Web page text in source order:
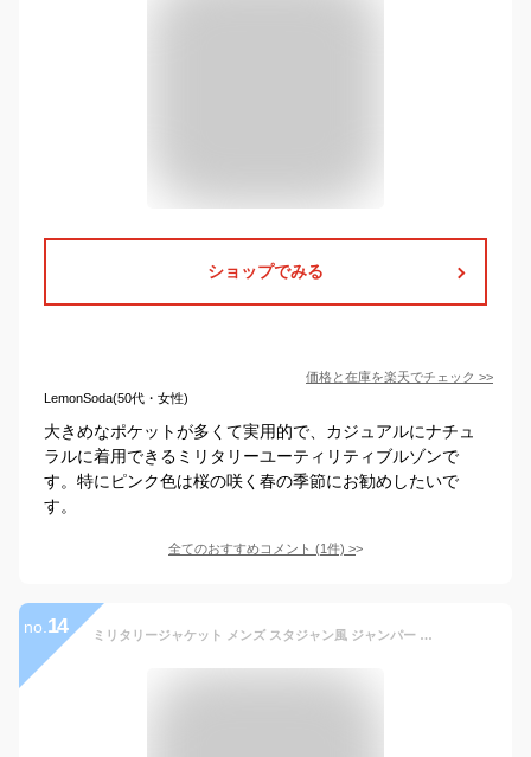
ショップでみる
価格と在庫を楽天でチェック >>
LemonSoda(50代・女性)
大きめなポケットが多くて実用的で、カジュアルにナチュ
ラルに着用できるミリタリーユーティリティブルゾンで
す。特にピンク色は桜の咲く春の季節にお勧めしたいで
す。
全てのおすすめコメント (1件) >
no. 14 ミリタリージャケット メンズ スタジャン風 ジャンパー 大きいサイズ 防水防風 多ポケット 多機能 作業着 登山服 撥水 ストリート アウトドアジャケット アウター 春 秋 冬 ブルゾン コート 無地